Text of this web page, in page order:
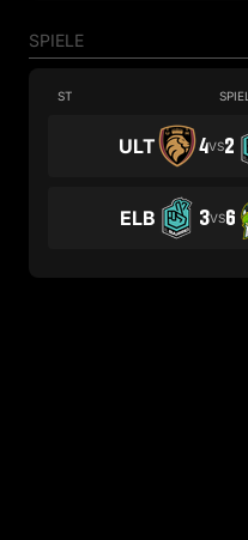
SPIELE
ST SPIEL
ULT 4VS2
ELB 3VS6